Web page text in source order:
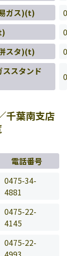
ガス)(t)
0
0
スタ)(t)
0
ススタンド
0
千葉南支店
電話番号
0475-34-
4881
0475-22-
4145
0475-22-